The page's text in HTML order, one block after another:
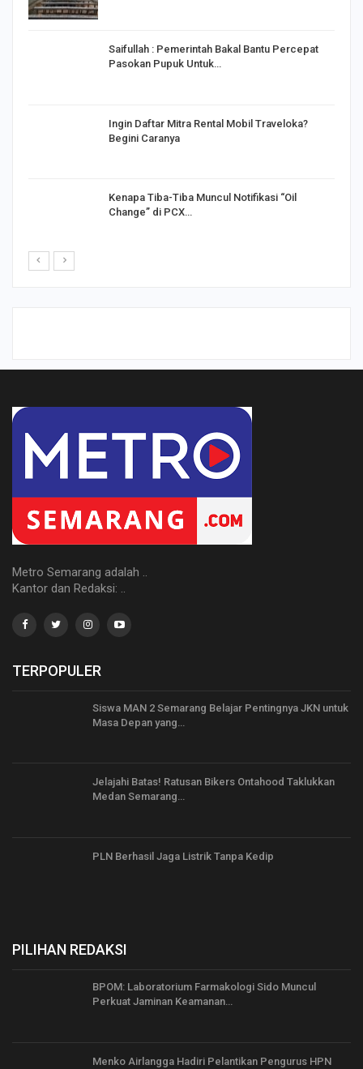
Saifullah : Pemerintah Bakal Bantu Percepat
Pasokan Pupuk Untuk…
Ingin Daftar Mitra Rental Mobil Traveloka?
Begini Caranya
Kenapa Tiba-Tiba Muncul Notifikasi “Oil
Change” di PCX…
Metro Semarang adalah ..
Kantor dan Redaksi: ..
TERPOPULER
Siswa MAN 2 Semarang Belajar Pentingnya JKN untuk
Masa Depan yang…
Jelajahi Batas! Ratusan Bikers Ontahood Taklukkan
Medan Semarang…
PLN Berhasil Jaga Listrik Tanpa Kedip
PILIHAN REDAKSI
BPOM: Laboratorium Farmakologi Sido Muncul
Perkuat Jaminan Keamanan…
Menko Airlangga Hadiri Pelantikan Pengurus HPN